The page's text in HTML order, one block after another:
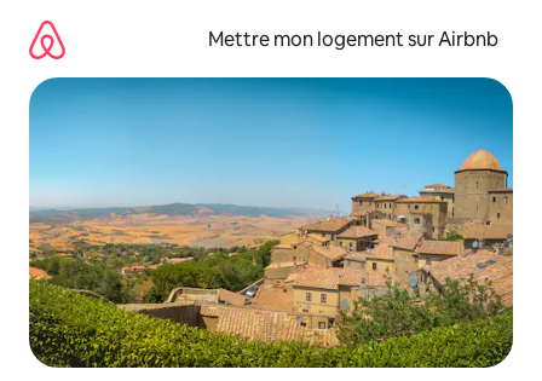
directement
contenu
Mettre mon logement sur Airbnb